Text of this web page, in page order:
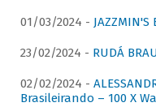
01/03/2024 -
23/02/2024 - RUDÁ
02/02/2024 -
Brasileirando – 100 X